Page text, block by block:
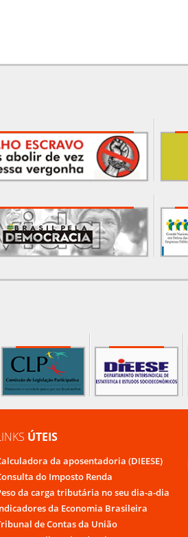
ÚTEIS
da aposentadoria (DIEESE)
do Imposto Renda
da carga tributária no seu dia-a-dia
da Economia Brasileira
de Contas da União